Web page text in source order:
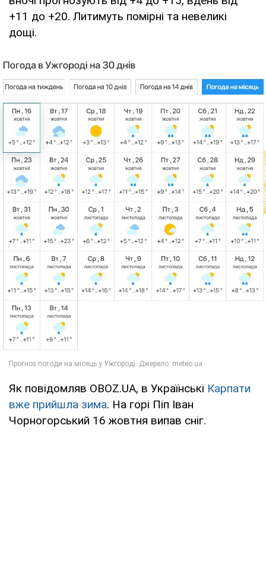
+11 до +20. Литимуть помірні та невеликі
дощі.
Як повідомляв OBOZ.UA, в Українські Карпати
вже прийшла зима. На горі Піп Іван
Чорногорський 16 жовтня випав сніг.